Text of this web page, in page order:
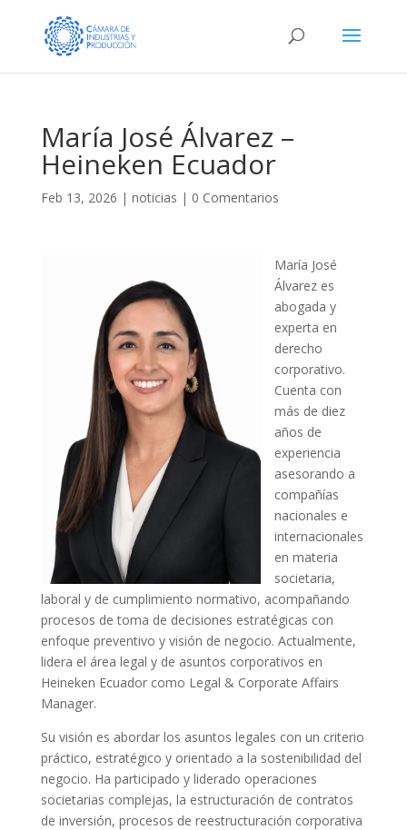
María José Álvarez –
Heineken Ecuador
Feb 13, 2026 | noticias | 0 Comentarios
María José
Álvarez es
abogada y
experta en
derecho
corporativo.
Cuenta con
más de diez
años de
experiencia
asesorando a
compañías
nacionales e
internacionales
en materia
societaria,
laboral y de cumplimiento normativo, acompañando
procesos de toma de decisiones estratégicas con
enfoque preventivo y visión de negocio. Actualmente,
lidera el área legal y de asuntos corporativos en
Heineken Ecuador como Legal & Corporate Affairs
Manager.
Su visión es abordar los asuntos legales con un criterio
práctico, estratégico y orientado a la sostenibilidad del
negocio. Ha participado y liderado operaciones
societarias complejas, la estructuración de contratos
de inversión, procesos de reestructuración corporativa